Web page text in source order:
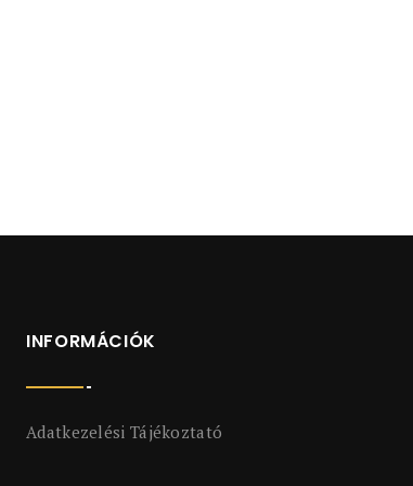
INFORMÁCIÓK
Adatkezelési Tájékoztató